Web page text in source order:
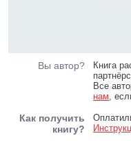
Вы автор?
Книга
Все
нам,
Как получить
книгу?